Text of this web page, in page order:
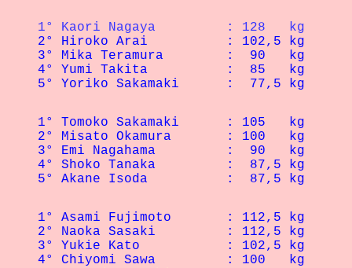
1° Kaori Nagaya 	: 128   kg
3° Mika Teramura
1°
2° Misato Okamura
5°
1° Asami Fujimoto
2°
3° Yukie Kato
4° Chiyomi Sawa